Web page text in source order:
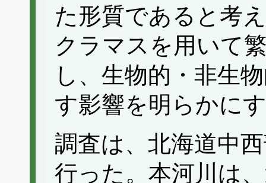
た形質であると考
クラマスを用いて
し、生物的・非生
す影響を明らかに
調査は、北海道中
行った。本河川は